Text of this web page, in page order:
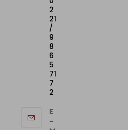
2
21
/
9
8
6
5
71
7
2
E
-